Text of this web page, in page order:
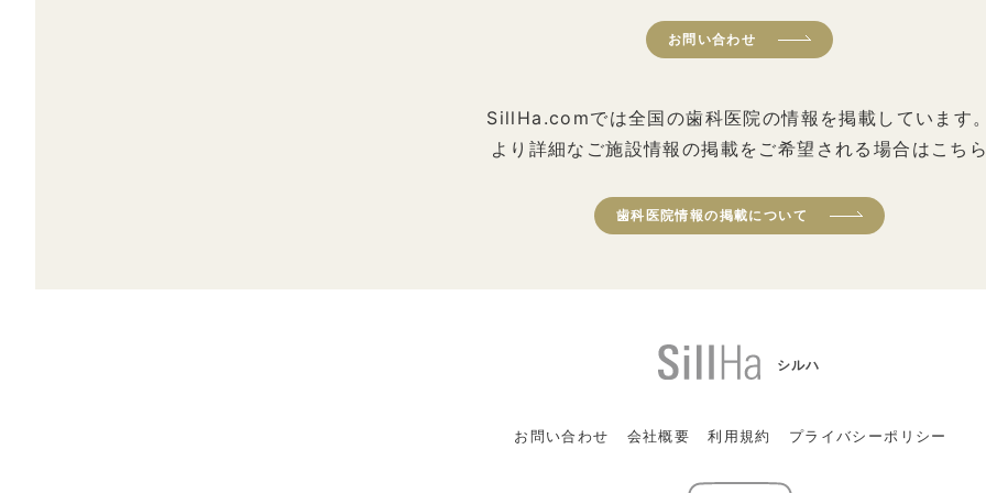
お問い合わせ
SillHa.comでは全国の歯科医院の情報を掲載しています
より詳細なご施設情報の掲載をご希望される場合はこち
歯科医院情報の掲載について
シルハ
お問い合わせ 会社概要 利用規約 プライバシーポリシー